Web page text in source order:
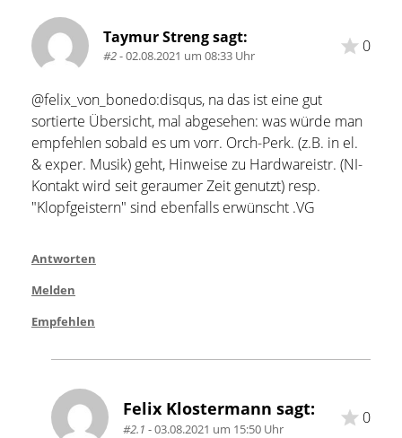
Taymur Streng sagt:
#2- 02.08.2021 um 08:33 Uhr
0
@felix_von_bonedo:disqus, na das ist eine gut
sortierte Übersicht, mal abgesehen: was würde man
empfehlen sobald es um vorr. Orch-Perk. (z.B. in el.
& exper. Musik) geht, Hinweise zu Hardwareistr. (NI-
Kontakt wird seit geraumer Zeit genutzt) resp.
"Klopfgeistern" sind ebenfalls erwünscht .VG
Antworten
Melden
Empfehlen
Felix Klostermann sagt:
#2.1 - 03.08.2021 um 15:50 Uhr
0